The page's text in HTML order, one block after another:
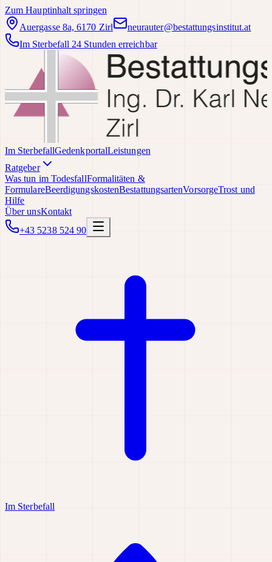
Zum Hauptinhalt springen
Auergasse 8a, 6170 Zirl
neurauter@bestattungsinstitut.at
Im Sterbefall 24 Stunden erreichbar
Im SterbefallGedenkportalLeistungen
Ratgeber
Was tun im TodesfallFormalitäten &
FormulareBeerdigungskostenBestattungsartenVorsorgeTrost und
Hilfe
Über unsKontakt
+43 5238 524 90
Im Sterbefall